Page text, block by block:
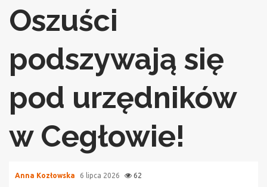
Oszuści
podszywają się
pod urzędników
w Cegłowie!
Anna Kozłowska 6 lipca 2026 62